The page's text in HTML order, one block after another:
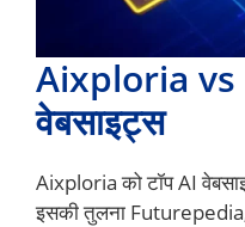
Aixploria vs
वेबसाइट्स
Aixploria को टॉप AI
इसकी तुलना